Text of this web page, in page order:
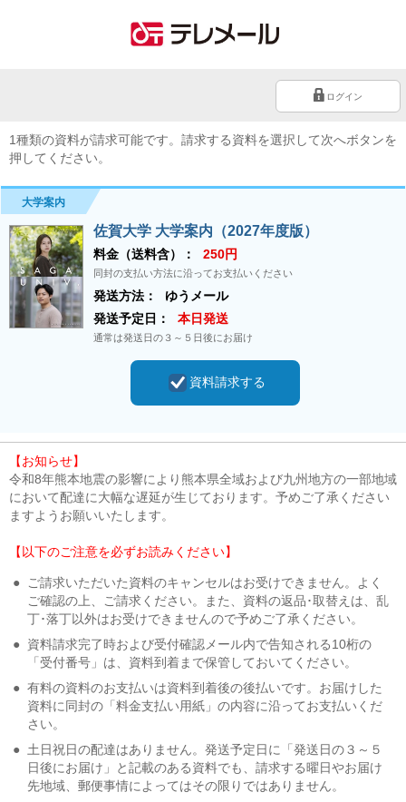
ログイン
1種類の資料が請求可能です。請求する資料を選択して次へボタンを
押してください。
大学案内
佐賀大学 大学案内（2027年度版）
料金（送料含）： 250円
同封の支払い方法に沿ってお支払いください
発送方法：
ゆうメール
発送予定日：
本日発送
通常は発送日の３～５日後にお届け
資料請求する
【お知らせ】
令和8年熊本地震の影響により熊本県全域および九州地方の一部地域
において配達に大幅な遅延が生じております。予めご了承ください
ますようお願いいたします。
【以下のご注意を必ずお読みください】
●
ご請求いただいた資料のキャンセルはお受けできません。よく
ご確認の上、ご請求ください。また、資料の返品･取替えは、乱
丁･落丁以外はお受けできませんので予めご了承ください。
● 資料請求完了時および受付確認メール内で告知される10桁の
「受付番号」は、資料到着まで保管しておいてください。
● 有料の資料のお支払いは資料到着後の後払いです。お届けした
資料に同封の「料金支払い用紙」の内容に沿ってお支払いくだ
さい。
● 土日祝日の配達はありません。発送予定日に「発送日の３～５
日後にお届け」と記載のある資料でも、請求する曜日やお届け
先地域、郵便事情によってはその限りではありません。